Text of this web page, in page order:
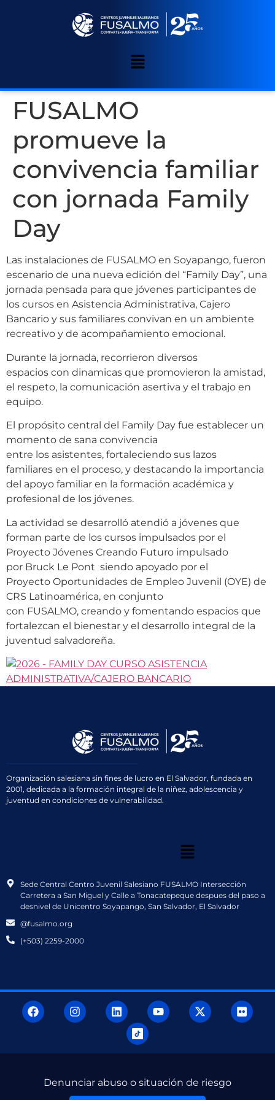
FUSALMO
promueve la
convivencia familiar
con jornada Family
Day
Las instalaciones de FUSALMO en Soyapango, fueron
escenario de una nueva edición del “Family Day”, una
jornada pensada para que jóvenes participantes de
los cursos en Asistencia Administrativa, Cajero
Bancario y sus familiares convivan en un ambiente
recreativo y de acompañamiento emocional.
Durante la jornada, recorrieron diversos
espacios con dinamicas que promovieron la amistad,
el respeto, la comunicación asertiva y el trabajo en
equipo.
El propósito central del Family Day fue establecer un
momento de sana convivencia
entre los asistentes, fortaleciendo sus lazos
familiares en el proceso, y destacando la importancia
del apoyo familiar en la formación académica y
profesional de los jóvenes.
La actividad se desarrolló atendió a jóvenes que
forman parte de los cursos impulsados por el
Proyecto Jóvenes Creando Futuro impulsado
por Bruck Le Pont siendo apoyado por el
Proyecto Oportunidades de Empleo Juvenil (OYE) de
CRS Latinoamérica, en conjunto
con FUSALMO, creando y fomentando espacios que
fortalezcan el bienestar y el desarrollo integral de la
juventud salvadoreña.
Organización salesiana sin fines de lucro en El Salvador, fundada en
2001, dedicada a la formación integral de la niñez, adolescencia y
juventud en condiciones de vulnerabilidad.
Sede Central Centro Juvenil Salesiano FUSALMO Intersección
Carretera a San Miguel y Calle a Tonacatepeque despues del paso a
desnivel de Unicentro Soyapango, San Salvador, El Salvador
@fusalmo.org
(+503) 2259-2000
Denunciar abuso o situación de riesgo